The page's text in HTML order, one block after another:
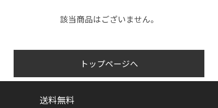
該当商品はございません。
トップページへ
送料無料